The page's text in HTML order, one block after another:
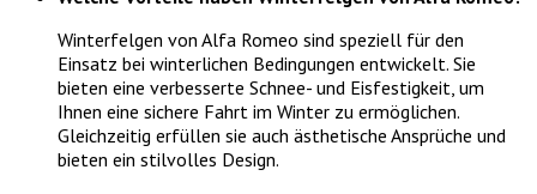
Winterfelgen von Alfa Romeo sind speziell für den
Einsatz bei winterlichen Bedingungen entwickelt. Sie
bieten eine verbesserte Schnee- und Eisfestigkeit, um
Ihnen eine sichere Fahrt im Winter zu ermöglichen.
Gleichzeitig erfüllen sie auch ästhetische Ansprüche und
bieten ein stilvolles Design.